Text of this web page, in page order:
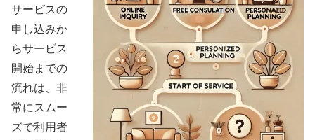
サービスの
申し込みか
らサービス
開始までの
流れは、非
常にスムー
ズで利用者